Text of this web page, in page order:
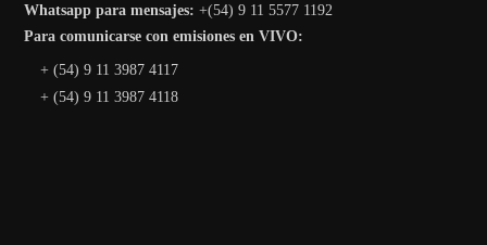
Whatsapp para mensajes: +(54) 9 11 5577 1192
Para comunicarse con emisiones en VIVO:
+ (54) 9 11 3987 4117
+ (54) 9 11 3987 4118